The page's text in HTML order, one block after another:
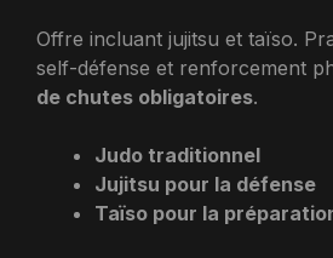
Offre incluant jujitsu et taïso.
self-défense et renforcement
de chutes obligatoires.
Judo traditionnel
Jujitsu pour la défense
Taïso pour la